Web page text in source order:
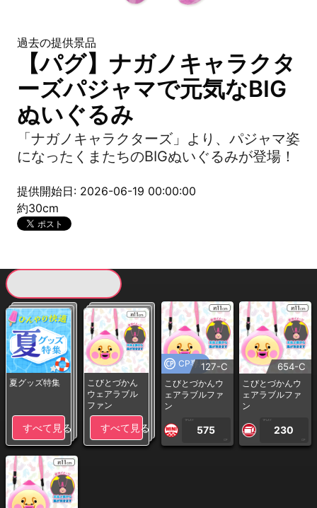
過去の提供景品
【パグ】ナガノキャラクタ
ーズパジャマで元気なBIG
ぬいぐるみ
「ナガノキャラクターズ」より、パジャマ姿
になったくまたちのBIGぬいぐるみが登場！
提供開始日: 2026-06-19 00:00:00
約30cm
夏グッズ特集
すべて見る
こびとづかん
ウェアラブル
ファン
すべて見る
CP専用127-C
こびとづかんウ
ェアラブルファ
ン
1PLAY
575
CP
654-C
こびとづかんウ
ェアラブルファ
ン
1PLAY
230
CP